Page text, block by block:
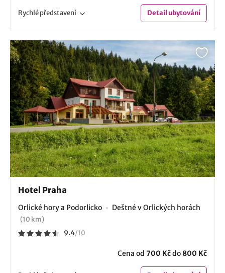
Rychlépředstavení Detailubytování
Hotel Praha
Orlické hory a Podorlicko Deštné v Orlických horách
(10 km)
9.4/10
Cena od 700 Kčdo 800 Kč